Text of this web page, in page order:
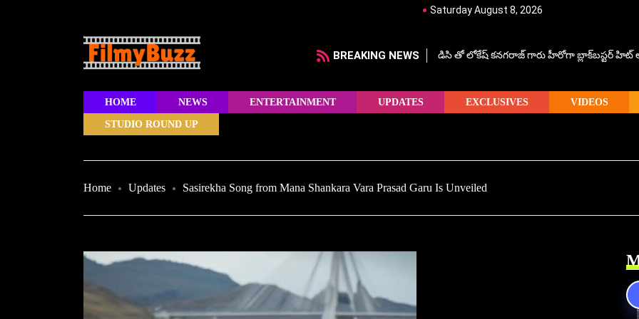
Saturday August 8, 2026
BREAKING NEWS డిసి తో లోకేష్ కనగరాజ్ గారు హీరోగా బ్లాక్‌బస్టర్ హిట్
HOME NEWS ENTERTAINMENT UPDATES EXCLUSIVES VIDEOS
STUDIO ROUND UP
Home Updates Sasirekha Song from Mana Shankara Vara Prasad Garu Is Unveiled